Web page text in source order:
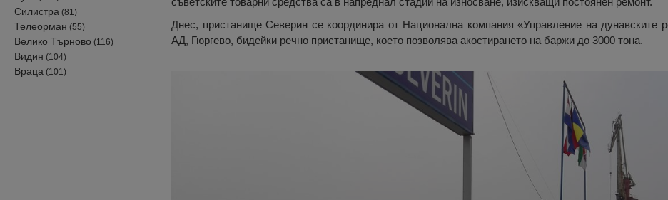
Силистра (81)
Телеорман (55)
Велико Търново (116)
Видин (104)
Враца (101)
Днес, пристанище Северин се координира от Национална компания «Управление на дунавските
АД, Гюргево, бидейки речно пристанище, което позволява акостирането на баржи до 3000 тона.